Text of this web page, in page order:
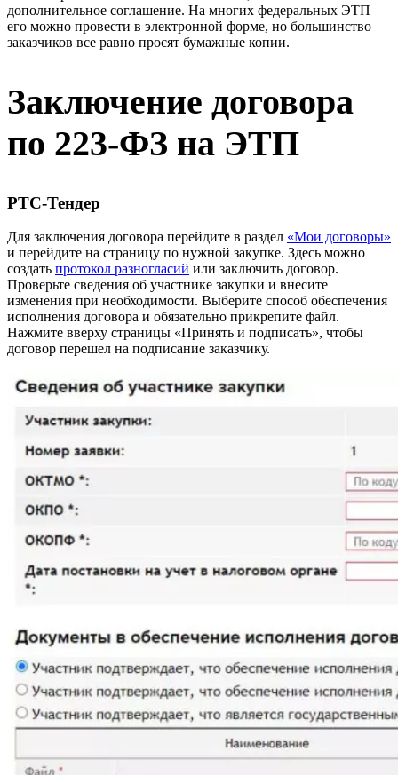
дополнительное соглашение. На многих федеральных ЭТП
его можно провести в электронной форме, но большинство
заказчиков все равно просят бумажные копии.
Заключение договора
по 223-ФЗ на ЭТП
РТС-Тендер
Для заключения договора перейдите в раздел «Мои договоры»
и перейдите на страницу по нужной закупке. Здесь можно
создать протокол разногласий или заключить договор.
Проверьте сведения об участнике закупки и внесите
изменения при необходимости. Выберите способ обеспечения
исполнения договора и обязательно прикрепите файл.
Нажмите вверху страницы «Принять и подписать», чтобы
договор перешел на подписание заказчику.